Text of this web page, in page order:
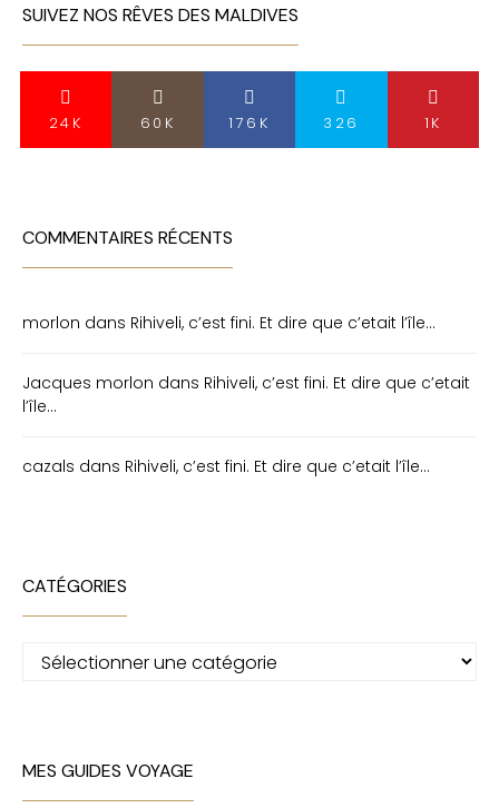
SUIVEZ NOS RÊVES DES MALDIVES
24K 60K 176K 326 1K
COMMENTAIRES RÉCENTS
morlon dans Rihiveli, c’est fini. Et dire que c’etait l’île…
Jacques morlon dans Rihiveli, c’est fini. Et dire que c’etait
l’île…
cazals dans Rihiveli, c’est fini. Et dire que c’etait l’île…
CATÉGORIES
Catégories
MES GUIDES VOYAGE